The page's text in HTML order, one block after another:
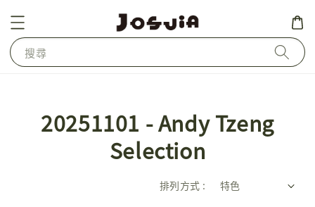
搜尋
20251101 - Andy Tzeng
Selection
排列方式 :